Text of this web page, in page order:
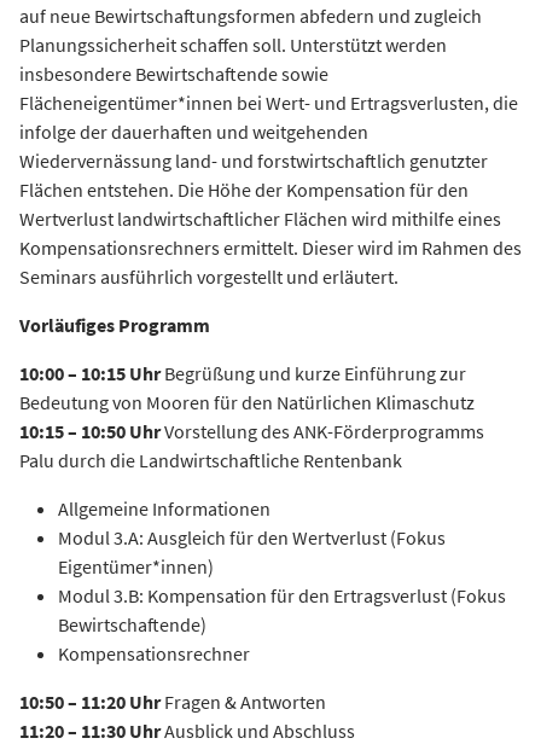
auf neue Bewirtschaftungsformen abfedern und zugleich
Planungssicherheit schaffen soll. Unterstützt werden
insbesondere Bewirtschaftende sowie
Flächeneigentümer*innen bei Wert- und Ertragsverlusten, die
infolge der dauerhaften und weitgehenden
Wiedervernässung land- und forstwirtschaftlich genutzter
Flächen entstehen. Die Höhe der Kompensation für den
Wertverlust landwirtschaftlicher Flächen wird mithilfe eines
Kompensationsrechners ermittelt. Dieser wird im Rahmen des
Seminars ausführlich vorgestellt und erläutert.
Vorläufiges Programm
10:00 – 10:15 UhrBegrüßung und kurze Einführung zur
Bedeutung von Mooren für den Natürlichen Klimaschutz
10:15 – 10:50 UhrVorstellung des ANK-Förderprogramms
Palu durch die Landwirtschaftliche Rentenbank
Allgemeine Informationen
Modul 3.A: Ausgleich für den Wertverlust (Fokus
Eigentümer*innen)
Modul 3.B: Kompensation für den Ertragsverlust (Fokus
Bewirtschaftende)
Kompensationsrechner
10:50 – 11:20 UhrFragen & Antworten
11:20 – 11:30 UhrAusblick und Abschluss